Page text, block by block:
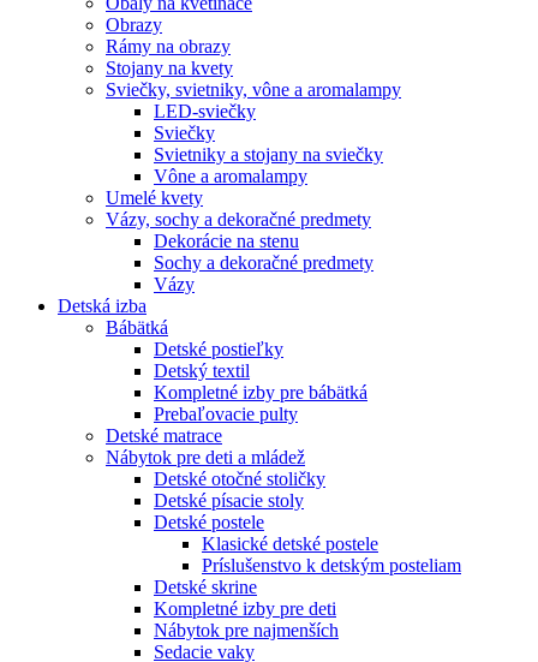
Obrazy
Rámy na obrazy
Stojany na kvety
Sviečky, svietniky, vône a aromalampy
LED-sviečky
Sviečky
Svietniky a stojany na sviečky
Vône a aromalampy
Umelé kvety
Vázy, sochy a dekoračné predmety
Dekorácie na stenu
Sochy a dekoračné predmety
Vázy
Detská izba
Bábätká
Detské postieľky
Detský textil
Kompletné izby pre bábätká
Prebaľovacie pulty
Detské matrace
Nábytok pre deti a mládež
Detské otočné stoličky
Detské písacie stoly
Detské postele
Klasické detské postele
Príslušenstvo k detským posteliam
Detské skrine
Kompletné izby pre deti
Nábytok pre najmenších
Sedacie vaky